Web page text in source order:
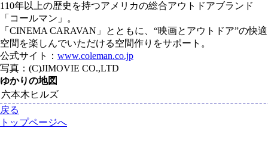
110年以上の歴史を持つアメリカの総合アウトドアブランド
「コールマン」。
「CINEMA CARAVAN」とともに、“映画とアウトドア”の快適
空間を楽しんでいただける空間作りをサポート。
公式サイト： www.coleman.co.jp
写真：(C)JIMOVIE CO.,LTD
ゆかりの地図
六本木ヒルズ
戻る
トップページへ